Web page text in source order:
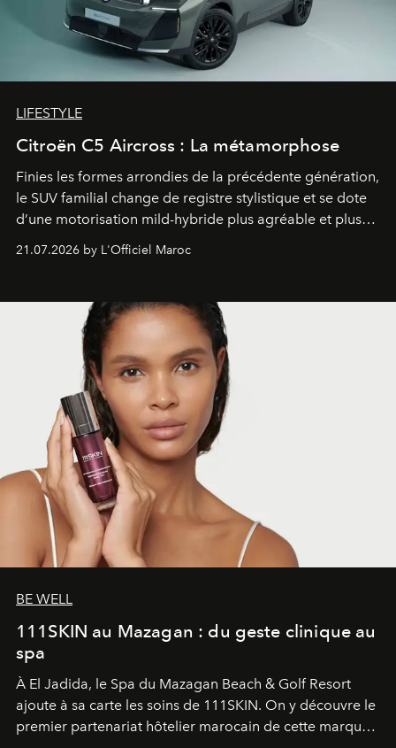
LIFESTYLE
Citroën C5 Aircross : La métamorphose
Finies les formes arrondies de la précédente génération,
le SUV familial change de registre stylistique et se dote
d’une motorisation mild-hybride plus agréable et plus
gagné en maturité.
21.07.2026 by L'Officiel Maroc
BE WELL
111SKIN au Mazagan : du geste clinique au
spa
À El Jadida, le Spa du Mazagan Beach & Golf Resort
ajoute à sa carte les soins de 111SKIN. On y découvre le
premier partenariat hôtelier marocain de cette marque